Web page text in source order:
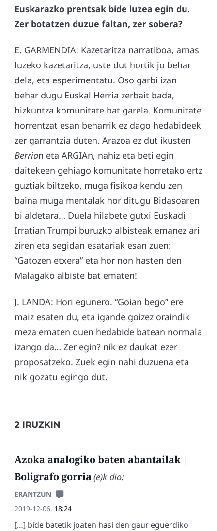
Euskarazko prentsak bide luzea egin du.
Zer botatzen duzue faltan, zer sobera?
E. GARMENDIA: Kazetaritza narratiboa, arnas
luzeko kazetaritza, uste dut hortik jo behar
dela, eta esperimentatu. Oso garbi izan
behar dugu Euskal Herria zerbait bada,
hizkuntza komunitate bat garela. Komunitate
horrentzat esan beharrik ez dago hedabideek
zer garrantzia duten. Arazoa ez dut ikusten
Berrian eta ARGIAn, nahiz eta beti egin
daitekeen gehiago komunitate horretako ertz
guztiak biltzeko, muga fisikoa kendu zen
baina muga mentalak hor ditugu Bidasoaren
bi aldetara… Duela hilabete gutxi Euskadi
Irratian Trumpi buruzko albisteak emanez ari
ziren eta segidan esatariak esan zuen:
“Gatozen etxera” eta hor non hasten den
Malagako albiste bat ematen!
J. LANDA: Hori egunero. “Goian bego” ere
maiz esaten du, eta igande goizez oraindik
meza ematen duen hedabide batean normala
izango da… Zer egin? nik ez daukat ezer
proposatzeko. Zuek egin nahi duzuena eta
nik gozatu egingo dut.
2 IRUZKIN
Azoka analogiko baten abantailak |
Boligrafo gorria(e)k dio:
ERANTZUN
2019-12-06, 18:24
[…] bide batetik joaten hasi den gaur eguerdiko